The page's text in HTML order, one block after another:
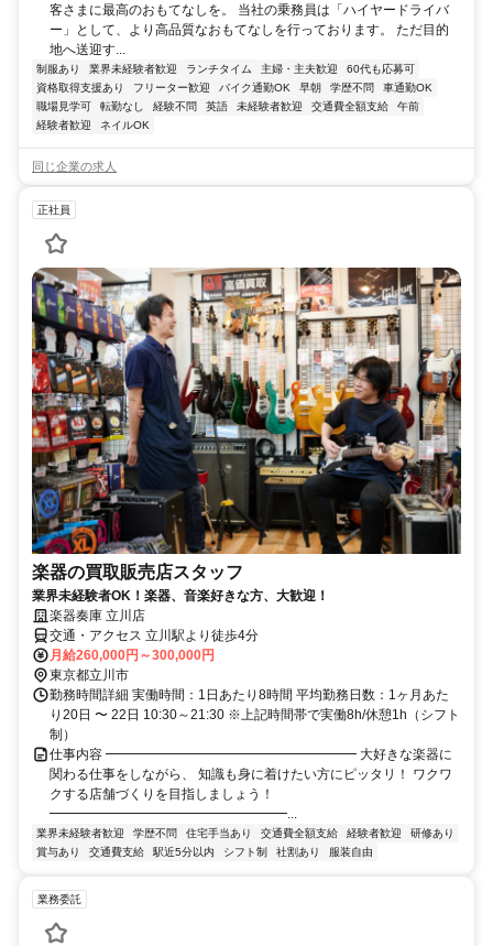
客さまに最高のおもてなしを。 当社の乗務員は「ハイヤードライバ
ー」として、より高品質なおもてなしを行っております。 ただ目的
地へ送迎す...
制服あり 業界未経験者歓迎 ランチタイム 主婦・主夫歓迎
60代も応募可
資格取得支援あり
フリーター歓迎 バイク通勤OK 早朝 学歴不問
車通勤OK
職場見学可
転勤なし 経験不問 英語 未経験者歓迎 交通費全額支給
午前
経験者歓迎
ネイルOK
同じ企業の求人
正社員
楽器の買取販売店スタッフ
業界未経験者OK！楽器、音楽好きな方、大歓迎！
楽器奏庫 立川店
交通・アクセス 立川駅より徒歩4分
月給260,000円～300,000円
東京都立川市
勤務時間詳細 実働時間：1日あたり8時間 平均勤務日数：1ヶ月あた
り20日 〜 22日 10:30～21:30 ※上記時間帯で実働8h/休憩1h（シフト
制）
仕事内容 ━━━━━━━━━━━━━━━━━━━ 大好きな楽器に
関わる仕事をしながら、 知識も身に着けたい方にピッタリ！ ワクワ
クする店舗づくりを目指しましょう！
━━━━━━━━━━━━━━━━━━...
業界未経験者歓迎 学歴不問 住宅手当あり 交通費全額支給 経験者歓迎
研修あり
賞与あり
交通費支給 駅近5分以内 シフト制 社割あり 服装自由
業務委託